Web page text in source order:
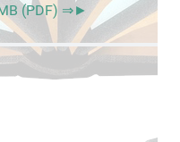
(PDF) ⇒►